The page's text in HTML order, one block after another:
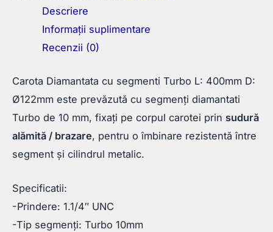
Descriere
Informații suplimentare
Recenzii (0)
Carota Diamantata cu segmenti Turbo L: 400mm D:
Ø122mm este prevăzută cu segmenți diamantati
Turbo de 10 mm, fixați pe corpul carotei prin sudură
alămită / brazare, pentru o îmbinare rezistentă între
segment și cilindrul metalic.
Specificatii:
-Prindere: 1.1/4″ UNC
-Tip segmenți: Turbo 10mm